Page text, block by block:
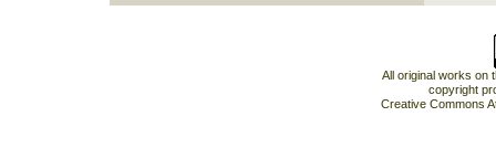
All original works on
copyright
Creative Commons